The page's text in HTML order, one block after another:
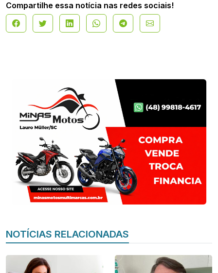
Compartilhe essa notícia nas redes sociais!
NOTÍCIAS RELACIONADAS